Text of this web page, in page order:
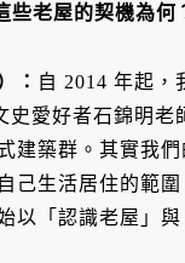
些老屋的契機為
： 自 2014 年起，
史愛好者石錦明
建築群。其實我
己生活居住的範
以「認識老屋」